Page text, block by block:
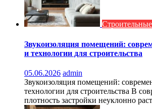
Звукоизоляция помещений:
и технологии для строительства
05.06.2026 admin
Звукоизоляция помещений:
технологии для строительства В
плотность застройки неуклонно